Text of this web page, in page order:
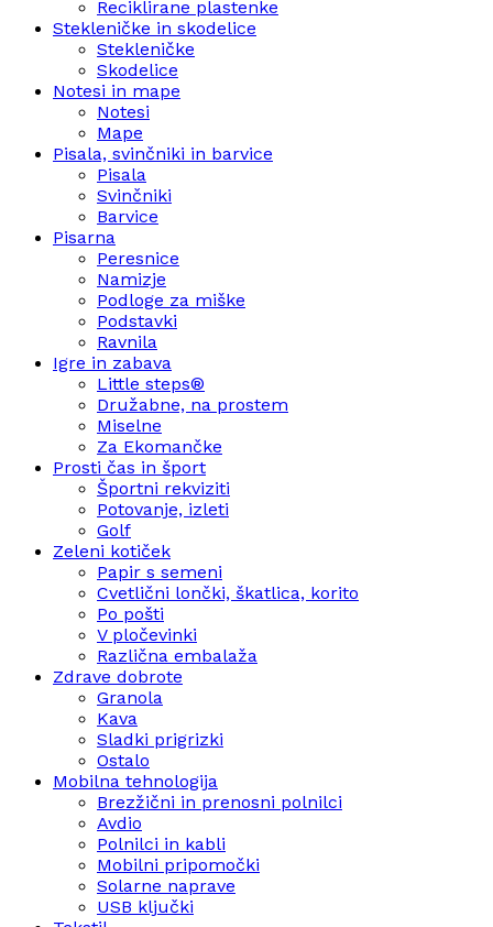
Reciklirane plastenke
Stekleničke in skodelice
Stekleničke
Skodelice
Notesi in mape
Notesi
Mape
Pisala, svinčniki in barvice
Pisala
Svinčniki
Barvice
Pisarna
Peresnice
Namizje
Podloge za miške
Podstavki
Ravnila
Igre in zabava
Little steps®
Družabne, na prostem
Miselne
Za Ekomančke
Prosti čas in šport
Športni rekviziti
Potovanje, izleti
Golf
Zeleni kotiček
Papir s semeni
Cvetlični lončki, škatlica, korito
Po pošti
V pločevinki
Različna embalaža
Zdrave dobrote
Granola
Kava
Sladki prigrizki
Ostalo
Mobilna tehnologija
Brezžični in prenosni polnilci
Avdio
Polnilci in kabli
Mobilni pripomočki
Solarne naprave
USB ključki